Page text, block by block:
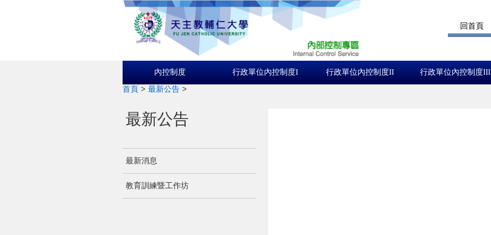
回首頁
內控制度 行政單位內控制度I 行政單位內控制度II 行政單位內控制度III
首頁 > 最新公告 >
最新公告
最新消息
教育訓練暨工作坊